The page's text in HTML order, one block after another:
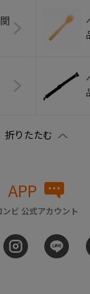
APP
ンビ 公式アカウント